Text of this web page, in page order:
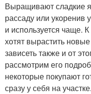
Выращивают сладкие
рассаду или укоренив
и используется чаще.
хотят вырастить
зависеть также и от
рассмотрим его
некоторые покупают
сразу у себя на участке.